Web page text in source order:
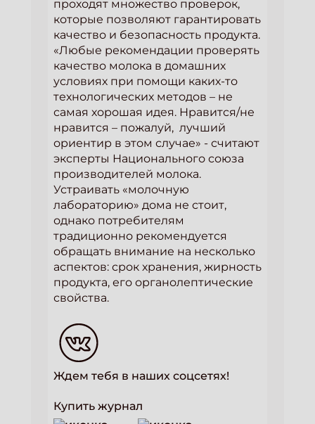
проходят множество проверок,
которые позволяют гарантировать
качество и безопасность продукта.
«Любые рекомендации проверять
качество молока в домашних
условиях при помощи каких-то
технологических методов – не
самая хорошая идея. Нравится/не
нравится – пожалуй, лучший
ориентир в этом случае» - считают
эксперты Национального союза
производителей молока.
Устраивать «молочную
лабораторию» дома не стоит,
однако потребителям
традиционно рекомендуется
обращать внимание на несколько
аспектов: срок хранения, жирность
продукта, его органолептические
свойства.
Ждем тебя в наших соцсетях!
Купить журнал